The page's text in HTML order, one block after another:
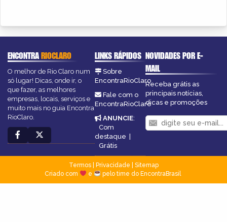
ENCONTRARIOCLARO
O melhor de Rio Claro num
só lugar! Dicas, onde ir, o
que fazer, as melhores
empresas, locais, serviços e
muito mais no guia Encontra
RioClaro.
LINKS RÁPIDOS
Sobre
EncontraRioClaro
Fale com o
EncontraRioClaro
ANUNCIE:
Com
destaque |
Grátis
NOVIDADES POR E-
MAIL
Receba grátis as
principais notícias,
dicas e promoções
Termos| Privacidade
Sitemap
Criado com
e pelo time do EncontraBrasil